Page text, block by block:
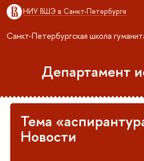
НИУ ВШЭ в Санкт-Петербурге
Санкт-Петербургская школа
Департамент
Тема
Новости